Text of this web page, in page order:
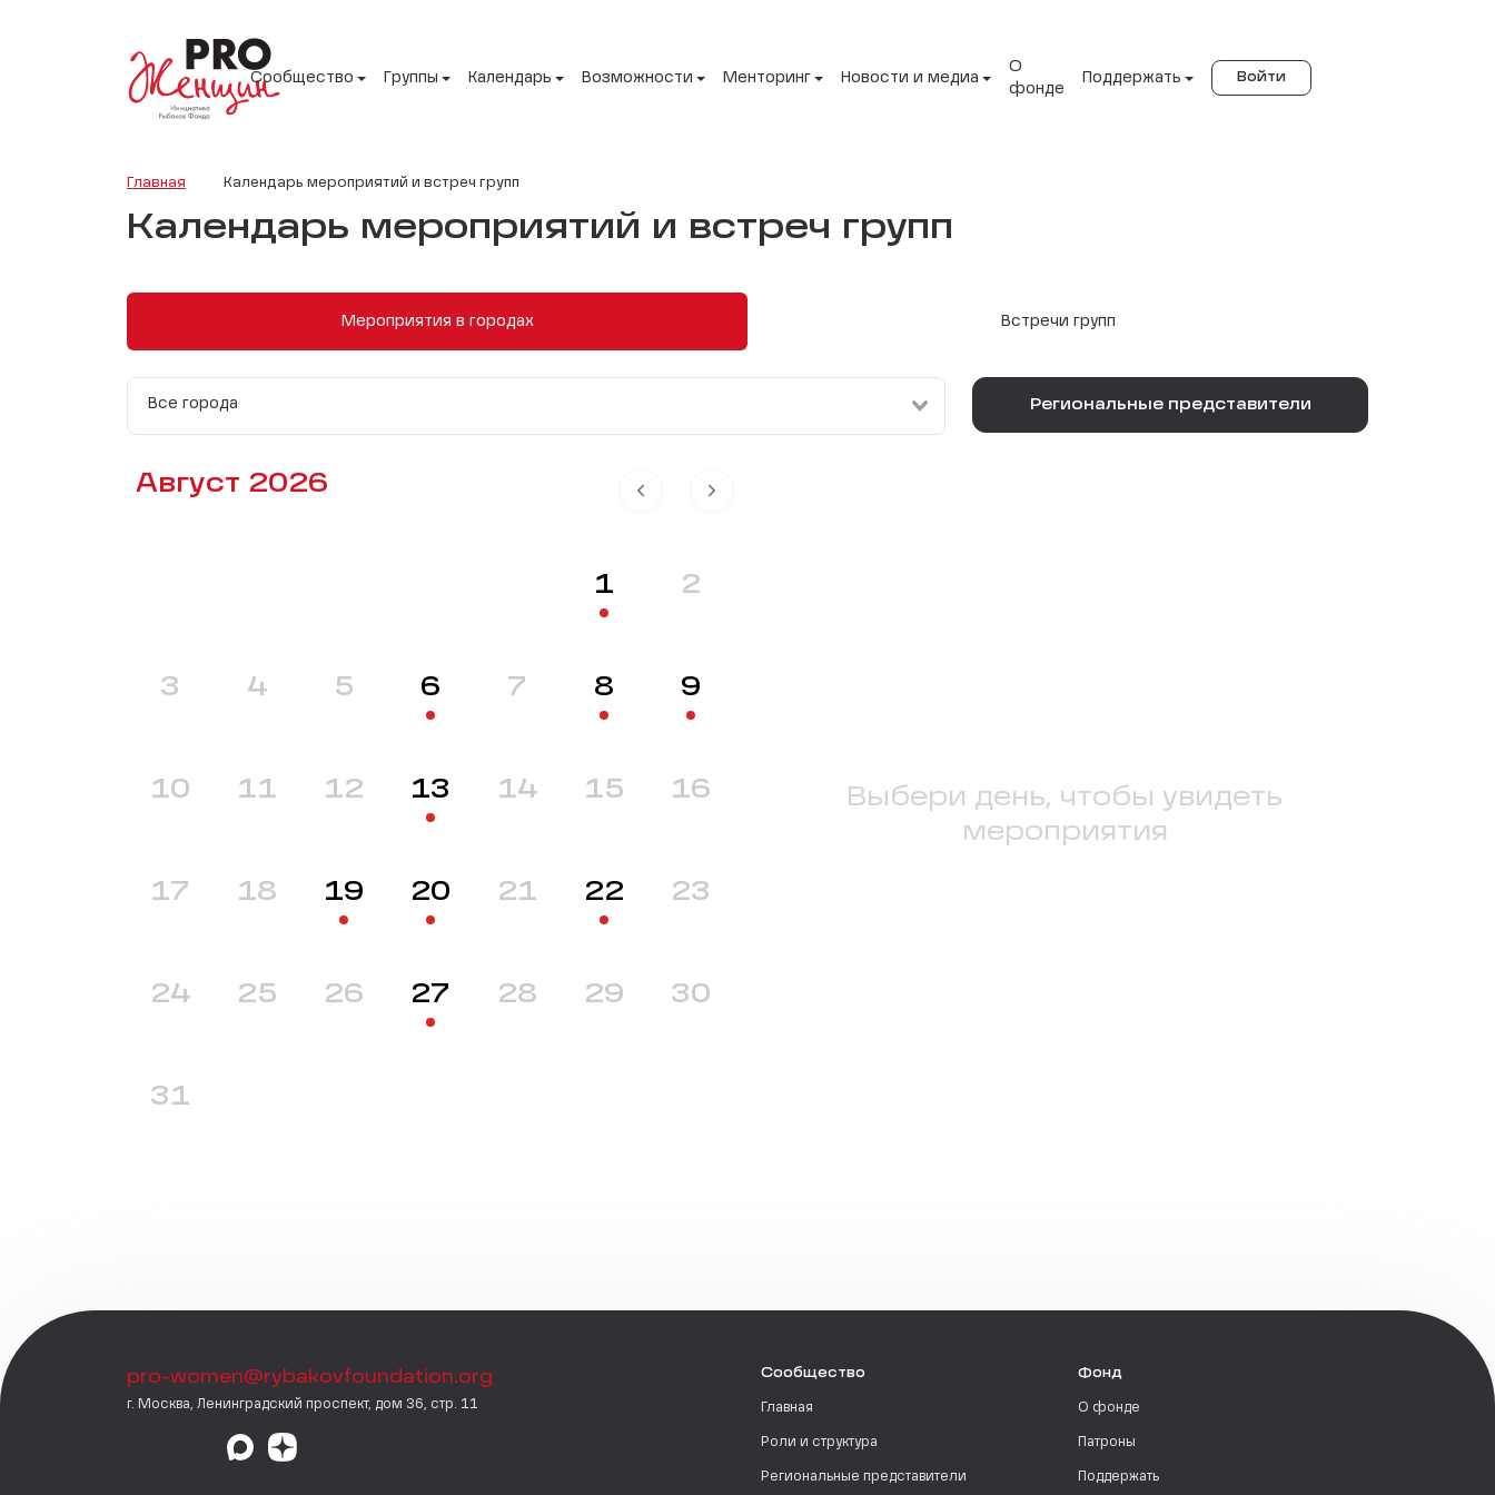
Сообщество Группы Календарь Возможности Менторинг Новости и медиа
О
фонде
Поддержать Войти
Главная Календарь мероприятий и встреч групп
Календарь мероприятий и встреч групп
Мероприятия в городах Встречи групп
Все города Региональные представители
Август 2026
1 2
3 4 5 6 7 8 9
10 11 12 13 14 15 16
17 18 19 20 21 22 23
24 25 26 27 28 29 30
31
Выбери день, чтобы увидеть
мероприятия
pro-women@rybakovfoundation.org
г. Москва, Ленинградский проспект, дом 36, стр. 11
Сообщество
Главная
Роли и структура
Региональные представители
Фонд
О фонде
Патроны
Поддержать